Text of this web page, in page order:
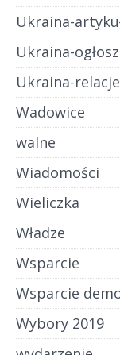
Ukraina-
Ukraina-
Ukraina-relacje
Wadowice
walne
Wiadomości
Wieliczka
Władze
Wsparcie
Wsparcie
Wybory 2019